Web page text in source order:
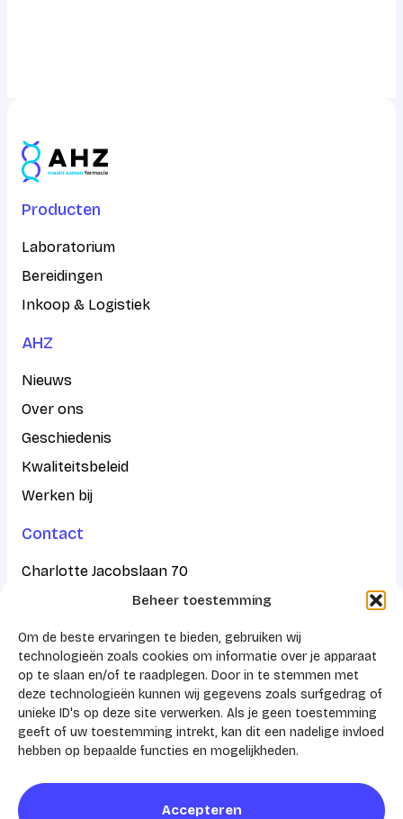
Beheer toestemming
Om de beste ervaringen te bieden, gebruiken wij
technologieën zoals cookies om informatie over je apparaat
op te slaan en/of te raadplegen. Door in te stemmen met
deze technologieën kunnen wij gegevens zoals surfgedrag of
unieke ID's op deze site verwerken. Als je geen toestemming
geeft of uw toestemming intrekt, kan dit een nadelige invloed
hebben op bepaalde functies en mogelijkheden.
Accepteren
Producten
Laboratorium
Bereidingen
Inkoop & Logistiek
AHZ
Nieuws
Over ons
Geschiedenis
Kwaliteitsbeleid
Werken bij
Contact
Charlotte Jacobslaan 70
2545 AB Den Haag
Postbus 43100
2504 AC Den Haag
KVK 41159788